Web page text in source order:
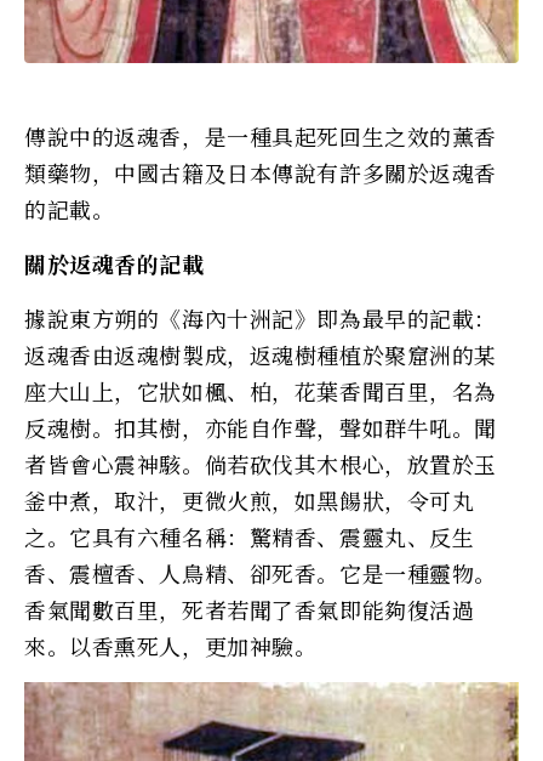
傳說中的返魂香，是一種具起死回生之效的薰香
類藥物，中國古籍及日本傳說有許多關於返魂香
的記載。
關於返魂香的記載
據說東方朔的《海內十洲記》即為最早的記載：
返魂香由返魂樹製成，返魂樹種植於聚窟洲的某
座大山上，它狀如楓、柏，花葉香聞百里，名為
反魂樹。扣其樹，亦能自作聲，聲如群牛吼。聞
者皆會心震神駭。倘若砍伐其木根心，放置於玉
釜中煮，取汁，更微火煎，如黑餳狀，令可丸
之。它具有六種名稱：驚精香、震靈丸、反生
香、震檀香、人鳥精、卻死香。它是一種靈物。
香氣聞數百里，死者若聞了香氣即能夠復活過
來。以香熏死人，更加神驗。